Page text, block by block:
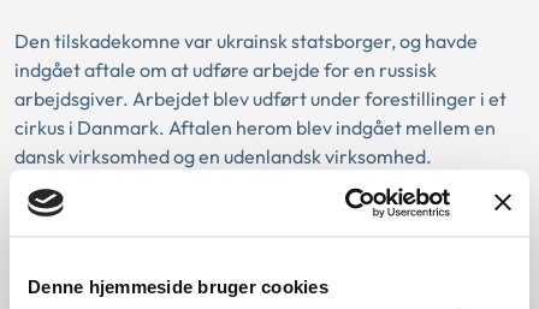
Denne hjemmeside bruger cookies
Den tilskadekomne var ukrainsk statsborger, og havde
indgået aftale om at udføre arbejde for en russisk
arbejdsgiver. Arbejdet blev udført under forestillinger i et
cirkus i Danmark. Aftalen herom blev indgået mellem en
dansk virksomhed og en udenlandsk virksomhed.
Tilskadekomne blev udsat for en ulykke, idet hun faldt ned
fra 6 til 7 meters højde.
arbejdsskadesikringsloven ikke skulle fraviges, da